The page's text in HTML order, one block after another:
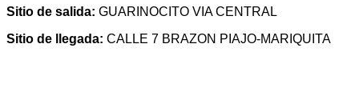
Sitio de salida: GUARINOCITO VIA CENTRAL
Sitio de llegada: CALLE 7 BRAZON PIAJO-MARIQUITA